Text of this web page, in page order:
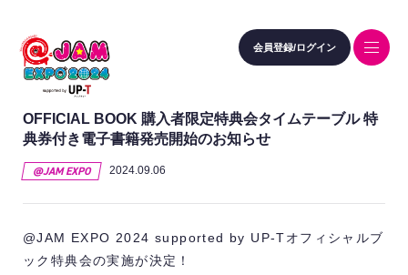
会員登録/ログイン
OFFICIAL BOOK 購入者限定特典会タイムテーブル 特
典券付き電子書籍発売開始のお知らせ
@JAM EXPO 2024.09.06
@JAM EXPO 2024 supported by UP-Tオフィシャルブ
ック特典会の実施が決定！